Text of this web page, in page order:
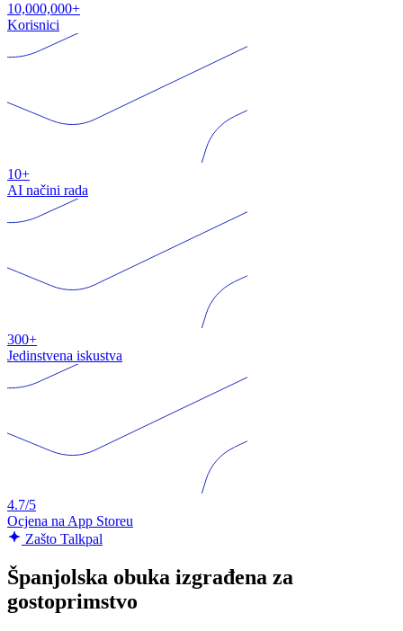
10,000,000+
Korisnici
10+
AI načini rada
300+
Jedinstvena iskustva
4.7/5
Ocjena na App Storeu
Zašto Talkpal
Španjolska obuka izgrađena za
gostoprimstvo